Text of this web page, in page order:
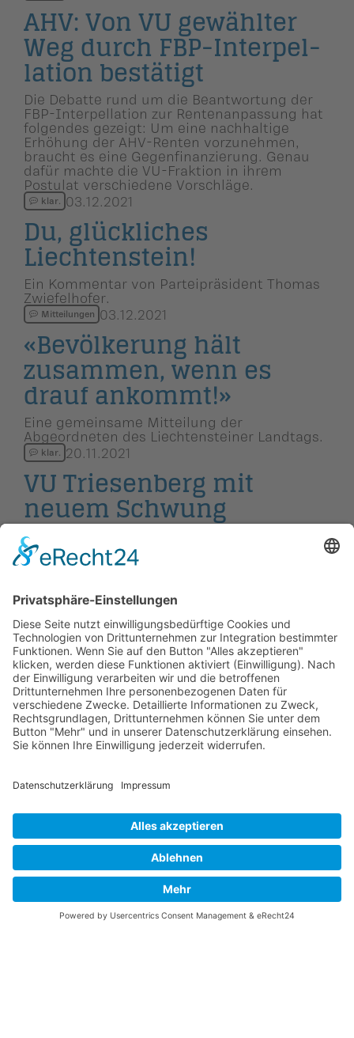
AHV: Von VU gewählter
Weg durch FBP-Interpel­
la­tion bestätigt
Die Debatte rund um die Beantwortung der
FBP-Interpellation zur Rentenanpassung hat
folgendes gezeigt: Um eine nachhaltige
Erhöhung der AHV-Renten vorzunehmen,
braucht es eine Gegenfinanzierung. Genau
dafür machte die VU-Fraktion in ihrem
Postulat verschiedene Vorschläge.
klar. 03.12.2021
Du, glückliches
Liechten­stein!
Ein Kommentar von Parteipräsident Thomas
Zwiefelhofer.
Mitteilungen 03.12.2021
«Bevölkerung hält
zusammen, wenn es
drauf ankommt!»
Eine gemeinsame Mitteilung der
Abgeordneten des Liechtensteiner Landtags.
klar. 20.11.2021
VU Triesenberg mit
neuem Schwung
Mit der Neuwahl des Vorstands rüstet sich
die Ortsgruppe Triesenberg für die
anstehenden Aufgaben.
← Zurück Vor →